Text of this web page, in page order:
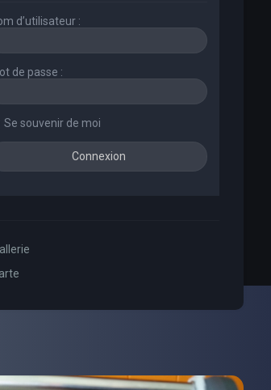
d’utilisateur :
de passe :
Se souvenir de moi